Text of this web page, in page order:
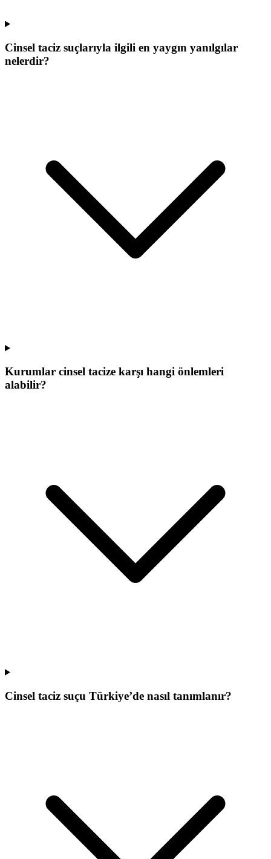
Cinsel taciz suçlarıyla ilgili en yaygın yanılgılar
nelerdir?
Kurumlar cinsel tacize karşı hangi önlemleri
alabilir?
Cinsel taciz suçu Türkiye’de nasıl tanımlanır?